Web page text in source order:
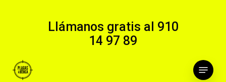
Llámanos gratis al 910
14 97 89
Menu